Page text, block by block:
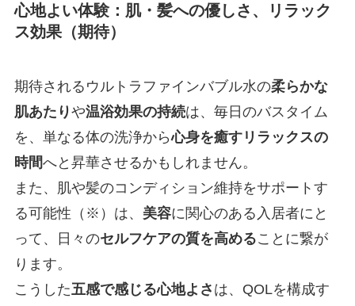
心地よい体験：肌・髪への優しさ、リラック
ス効果（期待）
期待されるウルトラファインバブル水の柔らかな
肌あたりや温浴効果の持続は、毎日のバスタイム
を、単なる体の洗浄から心身を癒すリラックスの
時間へと昇華させるかもしれません。
また、肌や髪のコンディション維持をサポートす
る可能性（※）は、 美容に関心のある入居者にと
って、日々のセルフケアの質を高めることに繋が
ります。
こうした五感で感じる心地よさ は、QOLを構成す